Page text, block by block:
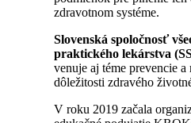
zdravotnom systéme.
Slovenská spoločnosť
praktického lekárstva
venuje aj téme prevencie a
dôležitosti zdravého
V roku 2019 začala